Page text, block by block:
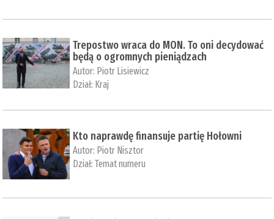
Trepostwo wraca do MON. To oni decydować
będą o ogromnych pieniądzach
Autor: Piotr Lisiewicz
Dział: Kraj
Kto naprawdę finansuje partię Hołowni
Autor: Piotr Nisztor
Dział:Temat numeru